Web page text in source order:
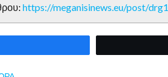
https://meganisinews.eu/post/drg1